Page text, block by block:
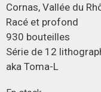
Cornas, Vallée du
Racé et profond
930 bouteilles
Série de 12
aka Toma-L